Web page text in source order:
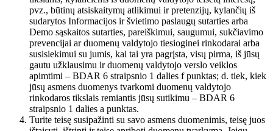
pvz., būtinų atsiskaitymų atlikimui ir pretenzijų, kylančių iš
sudarytos Informacijos ir švietimo paslaugų sutarties arba
Demo sąskaitos sutarties, pareiškimui, saugumui, sukčiavimo
prevencijai ar duomenų valdytojo tiesioginei rinkodarai arba
susisiekimui su jumis, kai tai yra pagrįsta, visų pirma, iš jūsų
gautu užklausimu ir duomenų valdytojo verslo veiklos
apimtimi – BDAR 6 straipsnio 1 dalies f punktas; d. tiek, kiek
jūsų asmens duomenys tvarkomi duomenų valdytojo
rinkodaros tikslais remiantis jūsų sutikimu – BDAR 6
straipsnio 1 dalies a punktas.
Turite teisę susipažinti su savo asmens duomenimis, teisę juos